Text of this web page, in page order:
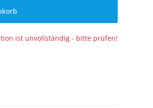
ist unvollständig - bitte prüfen!